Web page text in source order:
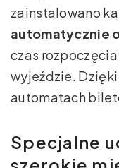
zainstalowano
automatycznie
czas
wyjeździe.
automatach
Specjalne